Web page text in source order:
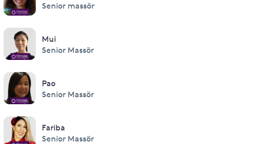
Senior massör
Mui
Senior Massör
Pao
Senior Massör
Fariba
Senior Massör